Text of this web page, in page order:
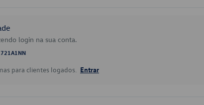
login na sua conta.
para clientes logados. Entrar